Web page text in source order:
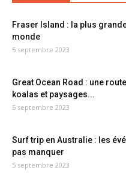
Fraser Island : la plus
monde
5 septembre 2023
Great Ocean Road : une
koalas et paysages...
5 septembre 2023
Surf trip en Australie : les
pas manquer
5 septembre 2023